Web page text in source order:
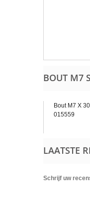
BOUT M7
Bout M7 X
015559
LAATSTE
Schrijf uw